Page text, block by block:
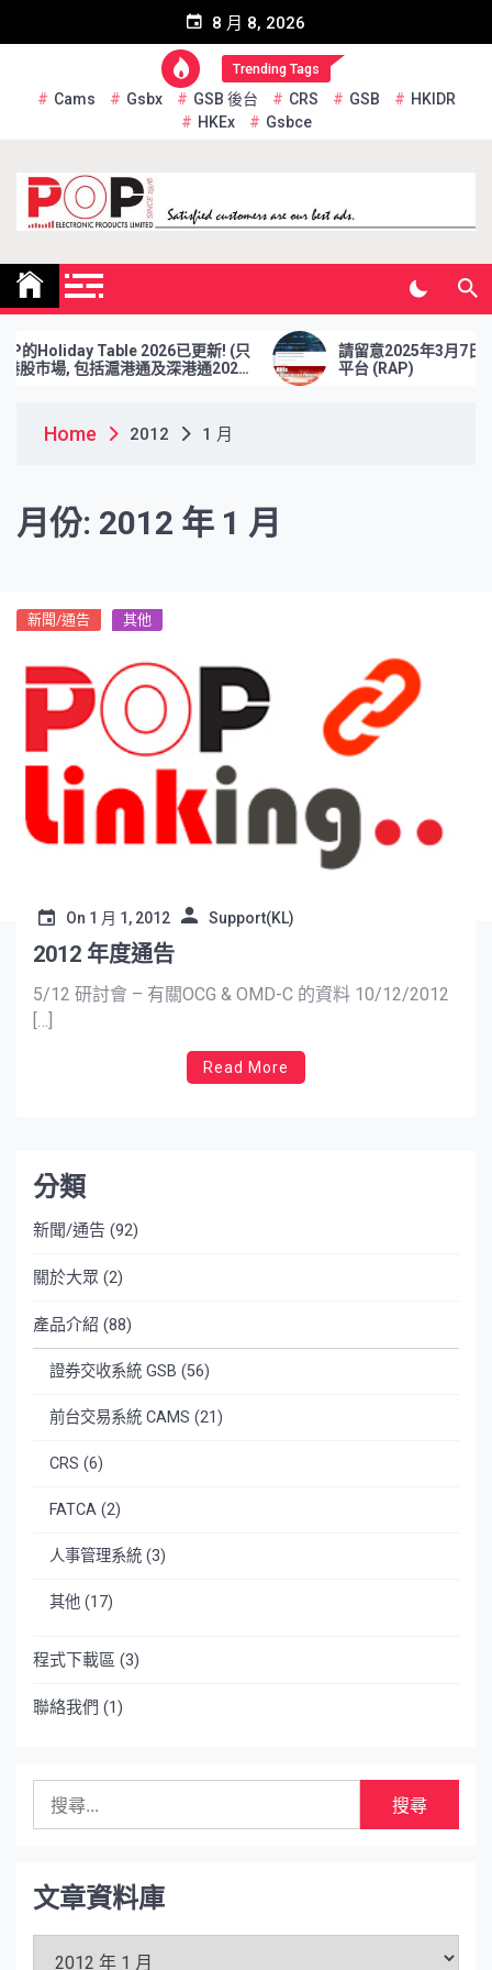
8 月 8, 2026
Trending Tags
Cams Gsbx GSB 後台 CRS GSB
HKIDR
HKEx
Gsbce
Pop Electronic Products
Limited
Holiday Table 2026已更新! (只
市場, 包括滬港通及深港通2026
請留意2025年3月7日前
平台 (RAP)
Home 2012 1 月
月份: 2012 年 1 月
新聞/通告 其他
On 1 月 1, 2012 Support(KL)
2012 年度通告
5/12 研討會 – 有關OCG & OMD-C 的資料 10/12/2012
[…]
Read More
分類
新聞/通告 (92)
關於大眾 (2)
產品介紹 (88)
證券交收系統 GSB (56)
前台交易系統 CAMS (21)
CRS (6)
FATCA (2)
人事管理系統 (3)
其他 (17)
程式下載區 (3)
聯絡我們 (1)
字:
文章資料庫